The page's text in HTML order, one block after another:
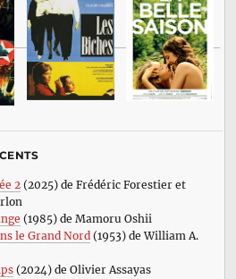
2(2025) de Frédéric Forestier et
(1985) de Mamoru Oshii
le Grand Nord(1953) de William A.
(2024) de Olivier Assayas